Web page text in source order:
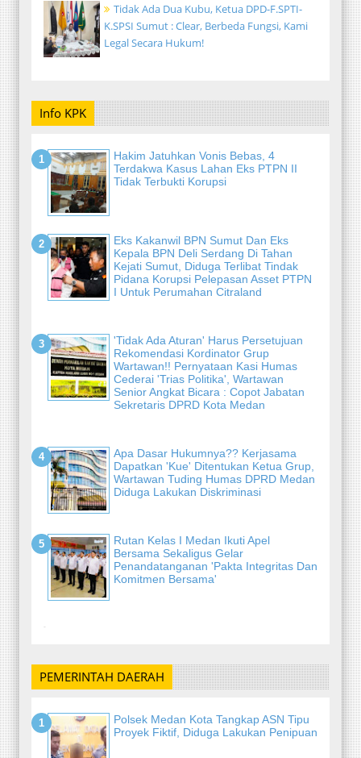
Tidak Ada Dua Kubu, Ketua DPD-F.SPTI-
K.SPSI Sumut : Clear, Berbeda Fungsi, Kami
Legal Secara Hukum!
Info KPK
Hakim Jatuhkan Vonis Bebas, 4
Terdakwa Kasus Lahan Eks PTPN II
Tidak Terbukti Korupsi
Eks Kakanwil BPN Sumut Dan Eks
Kepala BPN Deli Serdang Di Tahan
Kejati Sumut, Diduga Terlibat Tindak
Pidana Korupsi Pelepasan Asset PTPN
I Untuk Perumahan Citraland
'Tidak Ada Aturan' Harus Persetujuan
Rekomendasi Kordinator Grup
Wartawan!! Pernyataan Kasi Humas
Cederai 'Trias Politika', Wartawan
Senior Angkat Bicara : Copot Jabatan
Sekretaris DPRD Kota Medan
Apa Dasar Hukumnya?? Kerjasama
Dapatkan 'Kue' Ditentukan Ketua Grup,
Wartawan Tuding Humas DPRD Medan
Diduga Lakukan Diskriminasi
Rutan Kelas I Medan Ikuti Apel
Bersama Sekaligus Gelar
Penandatanganan 'Pakta Integritas Dan
Komitmen Bersama'
-
PEMERINTAH DAERAH
Polsek Medan Kota Tangkap ASN Tipu
Proyek Fiktif, Diduga Lakukan Penipuan